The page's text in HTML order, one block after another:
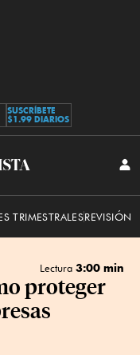
SUSCRÍBETE
$1.99 DIARIOS
TRIMESTRALESREVISIÓN
Lectura 3:00 min
proteger